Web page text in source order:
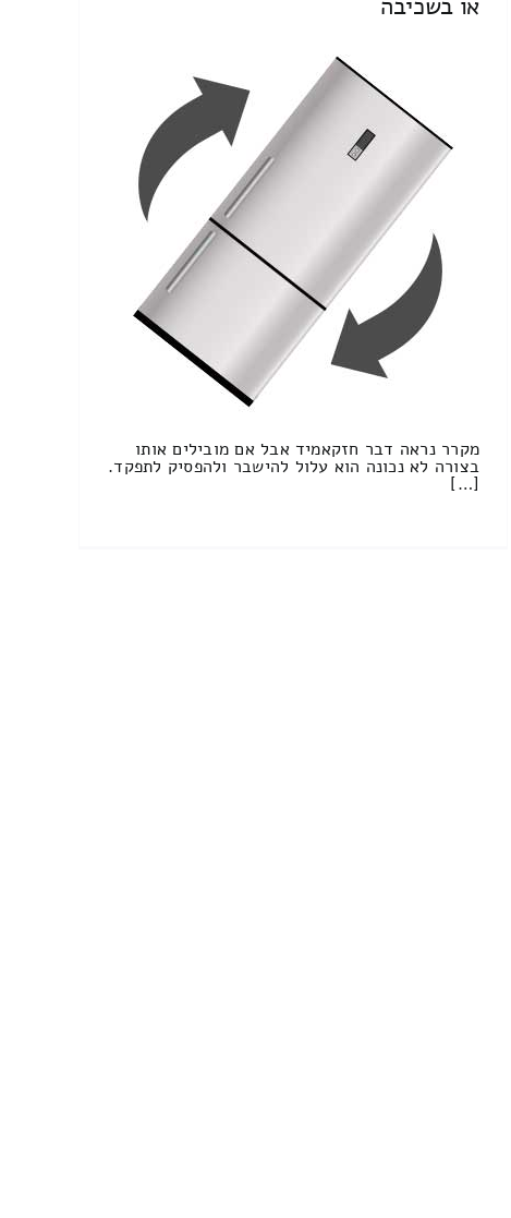
מקרר נראה דבר חזקאמיד אבל אם מובילים אותו
בצורה לא נכונה הוא עלול להישבר ולהפסיק לתפקד.
[…]